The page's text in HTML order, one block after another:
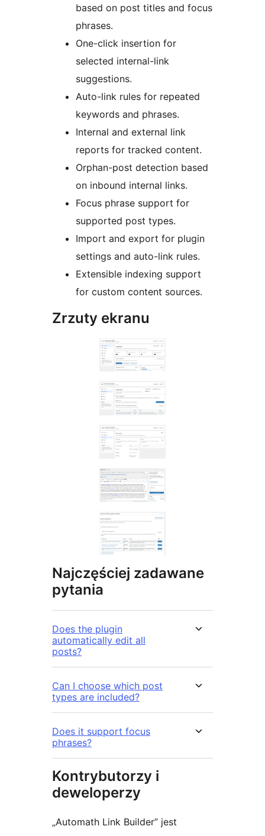
based on post titles and focus
phrases.
One-click insertion for
selected internal-link
suggestions.
Auto-link rules for repeated
keywords and phrases.
Internal and external link
reports for tracked content.
Orphan-post detection based
on inbound internal links.
Focus phrase support for
supported post types.
Import and export for plugin
settings and auto-link rules.
Extensible indexing support
for custom content sources.
Zrzuty ekranu
Najczęściej zadawane
pytania
Does the plugin
automatically edit all
posts?
Can I choose which post
types are included?
Does it support focus
phrases?
Kontrybutorzy i
deweloperzy
„Automath Link Builder” jest